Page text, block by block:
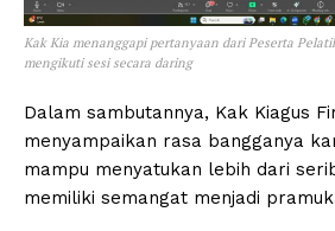
Kak Kia menanggapi pertanyaan dari Peserta
mengikuti sesi secara daring
Dalam sambutannya, Kak Kiagus
menyampaikan rasa bangganya
mampu menyatukan lebih dari
memiliki semangat menjadi